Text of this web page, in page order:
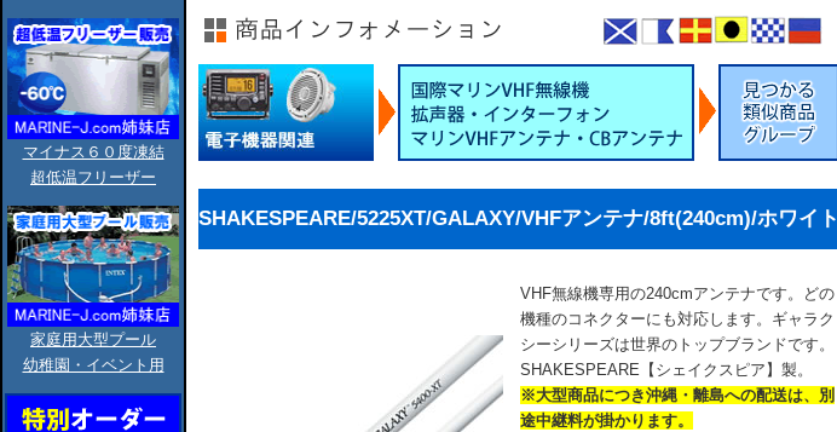
マイナス６０度凍結
超低温フリーザー
家庭用大型プール
幼稚園・イベント用
SHAKESPEARE/5225XT/GALAXY/VHFアンテナ/8ft(240cm)/ホワイト
VHF無線機専用の240cmアンテナです。どの
機種のコネクターにも対応します。ギャラク
シーシリーズは世界のトップブランドです。
SHAKESPEARE【シェイクスピア】製。
※大型商品につき沖縄・離島への配送は、別
途中継料が掛かります。